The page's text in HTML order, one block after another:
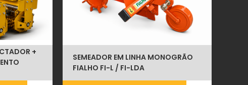
+
SEMEADOR EM LINHA MONOGRÃO
FIALHO FI-L / FI-LDA